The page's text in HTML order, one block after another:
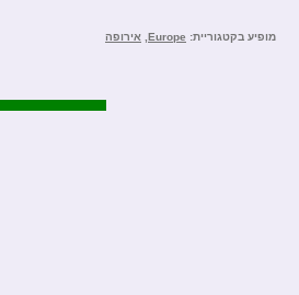
מופיע בקטגוריית: Europe אירופה